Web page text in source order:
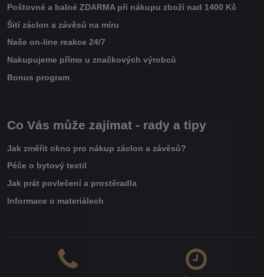
Poštovné a balné ZDARMA při nákupu zboží nad 1400 Kč
Šití záclon a závěsů na míru
Naše on-line reakce 24/7
Nakupujeme přímo u značkových výrobců
Bonus program
Co Vás může zajímat - rady a tipy
Jak změřit okno pro nákup záclon a závěsů?
Péče o bytový textil
Jak prát povlečení a prostěradla
Informace o materiálech